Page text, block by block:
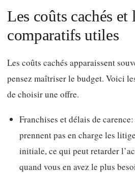
Les coûts cachés et
comparatifs utiles
Les coûts cachés apparaissent
pensez maîtriser le budget. Voici
de choisir une offre.
Franchises et délais de
prennent pas en charge les
initiale, ce qui peut retarder
quand vous en avez le plus